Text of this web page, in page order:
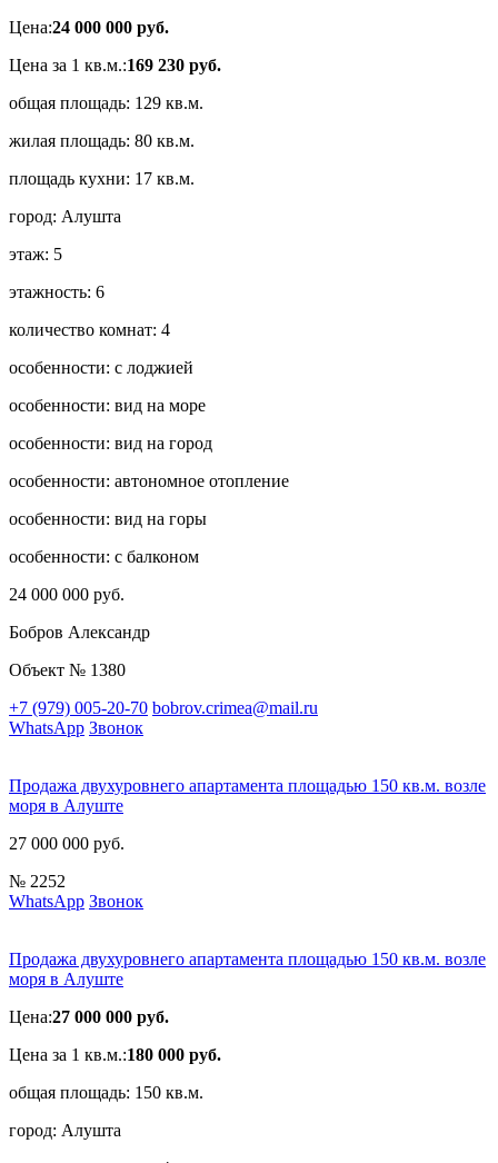
Цена:24 000 000 руб.
Цена за 1 кв.м.:169 230 руб.
общая площадь: 129 кв.м.
жилая площадь: 80 кв.м.
площадь кухни: 17 кв.м.
город: Алушта
этаж: 5
этажность: 6
количество комнат: 4
особенности: с лоджией
особенности: вид на море
особенности: вид на город
особенности: автономное отопление
особенности: вид на горы
особенности: с балконом
24 000 000 руб.
Бобров Александр
Объект № 1380
+7 (979) 005-20-70 bobrov.crimea@mail.ru
WhatsApp Звонок
Продажа двухуровнего апартамента площадью 150 кв.м. возле
моря в Алуште
27 000 000 руб.
№ 2252
WhatsApp Звонок
Продажа двухуровнего апартамента площадью 150 кв.м. возле
моря в Алуште
Цена:27 000 000 руб.
Цена за 1 кв.м.:180 000 руб.
общая площадь: 150 кв.м.
город: Алушта